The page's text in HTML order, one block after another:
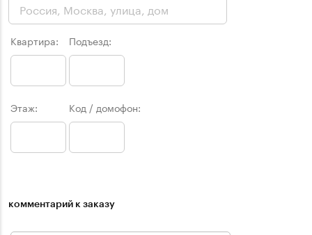
Квартира: Подъезд:
Этаж: Код / домофон:
комментарий к заказу